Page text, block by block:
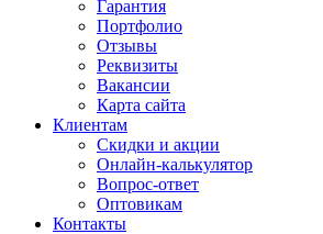
Гарантия
Портфолио
Отзывы
Реквизиты
Вакансии
Карта сайта
Клиентам
Скидки и акции
Онлайн-калькулятор
Вопрос-ответ
Оптовикам
Контакты